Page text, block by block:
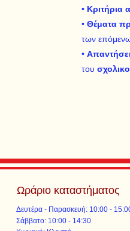
• Κριτήρια
• Θέματα
των
•
του
Ωράριο καταστήματος
Δευτέρα - Παρασκευή: 10:00 -
​​Σάββατο: 10:00 - 14:30